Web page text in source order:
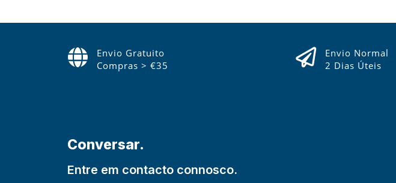
Envio Gratuito
Compras > €35
Envio Normal
2 Dias Úteis
Conversar.
Entre em contacto connosco.